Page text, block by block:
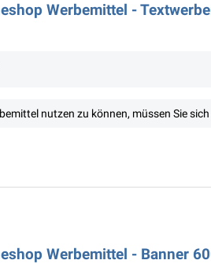
Werbemittel -
nutzen zu können, müssen Sie
Werbemittel - Banner